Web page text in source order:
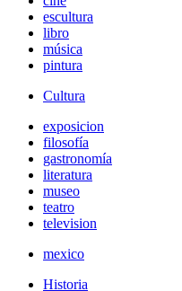
escultura
libro
música
pintura
Cultura
exposicion
filosofía
gastronomía
literatura
museo
teatro
television
mexico
Historia